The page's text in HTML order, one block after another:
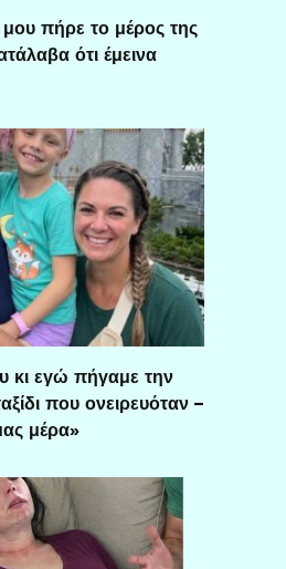
πήρε το μέρος της
ότι έμεινα
κι εγώ πήγαμε την
που ονειρευόταν –
μέρα»